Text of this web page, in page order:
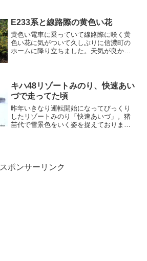
かった通路が。最近の大きな駅はどこも
かしこも店舗だらけですね。
E233系と線路際の黄色い花
黄色い電車に乗っていて線路際に咲く黄
色い花に気がついて久しぶりに信濃町の
ホームに降り立ちました。天気が良かっ
詳しい方に聞いてみたらランタナではな
いか？
キハ48リゾートみのり、快速あい
づで走ってた頃
昨年いきなり運転開始になってびっくり
したリゾートみのり「快速あいづ」。猪
苗代で雪景色をいく姿を捉えておりまし
スポンサーリンク